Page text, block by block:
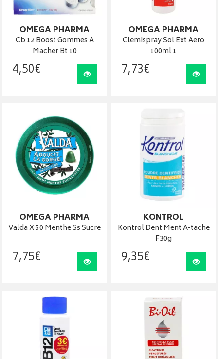
OMEGA PHARMA
Cb 12 Boost Gommes A
Macher Bt 10
4,50€ Visualiser
OMEGA PHARMA
Clemispray Sol Ext Aero
100ml 1
7,73€
OMEGA PHARMA
Valda X 50 Menthe Ss Sucre
7,75€ Visualiser
KONTROL
Kontrol Dent Ment A-tache
F30g
9,35€